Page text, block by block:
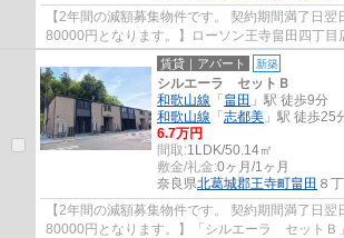
【2年間の減額募集物件です。 契約期間満了日
80000円となります。】ローソン王寺畠田四丁目
コンビニがあるのもポイント。インターネットが
賃貸｜アパート 新築
シルエーラ セットＢ
和歌山線 「 畠田 」駅 徒歩9分
和歌山線 「 志都美 」駅 徒歩25
6.7万円
間取:1LDK/50.14㎡
敷金/礼金:0ヶ月/1ヶ月
奈良県北葛城郡王寺町畠田 ８
【2年間の減額募集物件です。 契約期間満了日
80000円となります。】「シルエーラ セットＢ